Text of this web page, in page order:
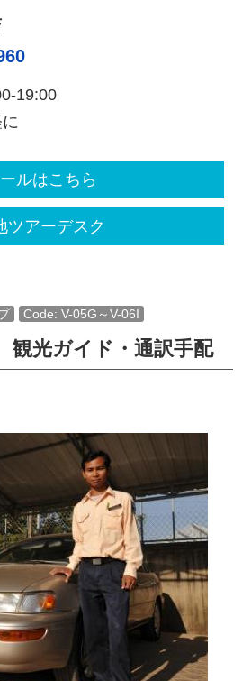
19:00
ルはこちら
ツアーデスク
Code: V-05G～V-06I
光ガイド・通訳手配